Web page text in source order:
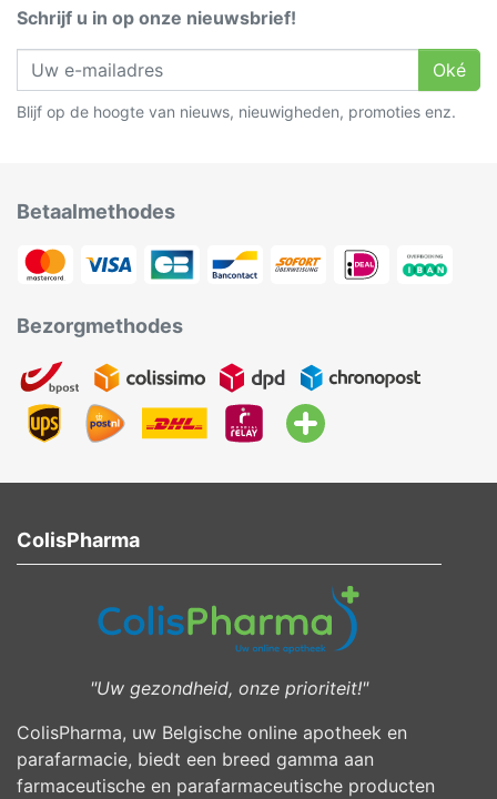
Schrijf u in op onze nieuwsbrief!
Oké
Blijf op de hoogte van nieuws, nieuwigheden, promoties enz.
Betaalmethodes
Bezorgmethodes
ColisPharma
"Uw gezondheid, onze prioriteit!"
ColisPharma, uw Belgische online apotheek en
parafarmacie, biedt een breed gamma aan
farmaceutische en parafarmaceutische producten